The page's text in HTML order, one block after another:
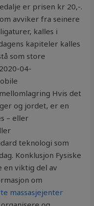
er prisen kr 20,-.
avviker fra seinere
kalles i
kapiteler kalles
som store
04-
Hvis det
og jordet, er en
– eller
teknologi som
Konklusjon Fysiske
viktig del av
om
massasjejenter